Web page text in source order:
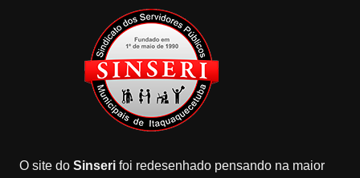
O site do Sinserifoi redesenhado pensando na maior